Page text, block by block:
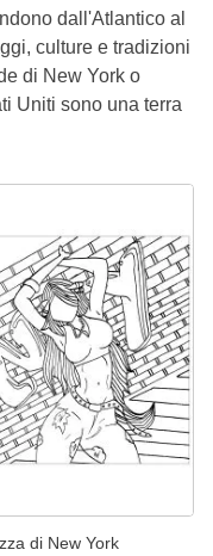
dall'Atlantico al
culture e tradizioni
di New York o
Uniti sono una terra
di New York